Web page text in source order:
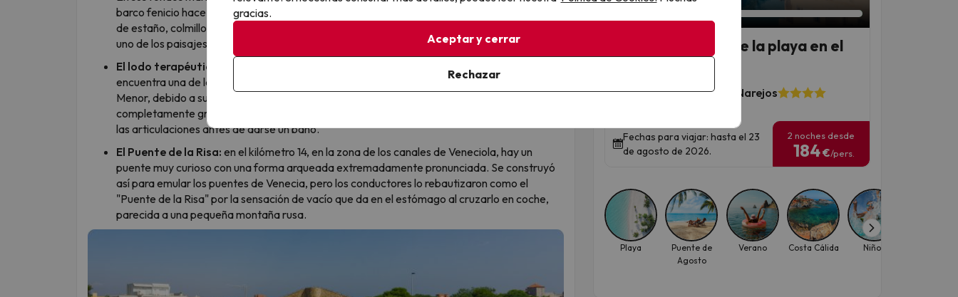
barco fenicio hace unos 2.600 años. Los arqueólogos encontraron allí un tesoro de lingotes
de estaño, colmillos de elefante con inscripciones y cerámicas. Hoy, el perfil de esta isla es
uno de los paisajes más bonitos de la zona.
El lodo terapéutico de Las Charcas:
encuentra una de las mayores zonas de lodoterapia al aire libre de Europa. El agua del Mar
Menor, debido a su alta salinidad y al sol, genera un lodo en el fondo rico en minerales. Es
completamente gratuito ver a la gente embadurnarse de arriba a abajo para cuidar la piel y
las articulaciones antes de darse un baño.
El Puente de la Risa: en el kilómetro 14, en la zona de los canales de Veneciola, hay un
puente muy curioso con una forma arqueada extremadamente pronunciada. Se construyó
así para emular los puentes de Venecia, pero los conductores lo rebautizaron como el
"Puente de la Risa" por la sensación de vacío que da en el estómago al cruzarlo en coche,
parecida a una pequeña montaña rusa.
Hotel 4* a 300m de la playa en el
Hotel Monarque Costa Narejos
Fechas para viajar: hasta el 23
de agosto de 2026.
2 noches desde
184€/pers.
Playa
Puente de
Agosto
Verano Costa Cálida Niños
gracias.
Aceptar y cerrar
Rechazar